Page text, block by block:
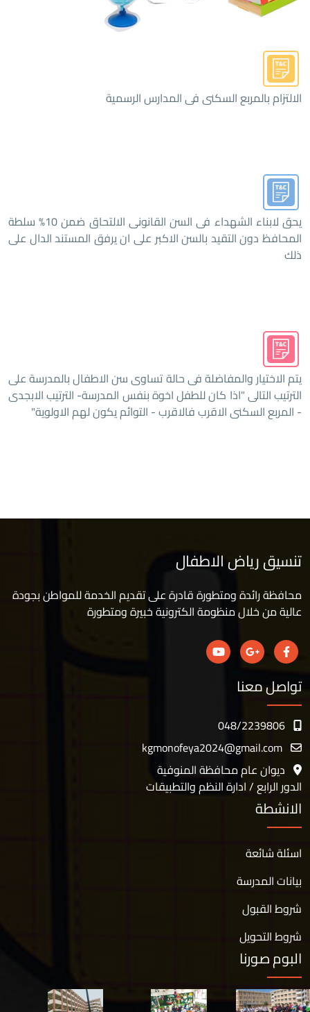
الالتزام بالمربع السكنى فى المدارس الرسمية
يحق لابناء الشهداء فى السن القانونى الالتحاق ضمن 10% سلطة
المحافظ دون التقيد بالسن الاكبر على ان يرفق المستند الدال على
ذلك
يتم الاختيار والمفاضلة فى حالة تساوى سن الاطفال بالمدرسة على
الترتيب التالى "اذا كان للطفل اخوة بنفس المدرسة- الترتيب الابجدى
- المربع السكنى الاقرب فالاقرب - التوائم يكون لهم الاولوية"
تنسيق رياض الاطفال
محافظة رائدة ومتطورة قادرة على تقديم الخدمة للمواطن بجودة
عالية من خلال منظومة الكترونية خبيرة ومتطورة
تواصل معنا
048/2239806
kgmonofeya2024@gmail.com
ديوان عام محافظة المنوفية
الدور الرابع / ادارة النظم والتطبيقات
الانشطة
اسئلة شائعة
بيانات المدرسة
شروط القبول
شروط التحويل
البوم صورنا